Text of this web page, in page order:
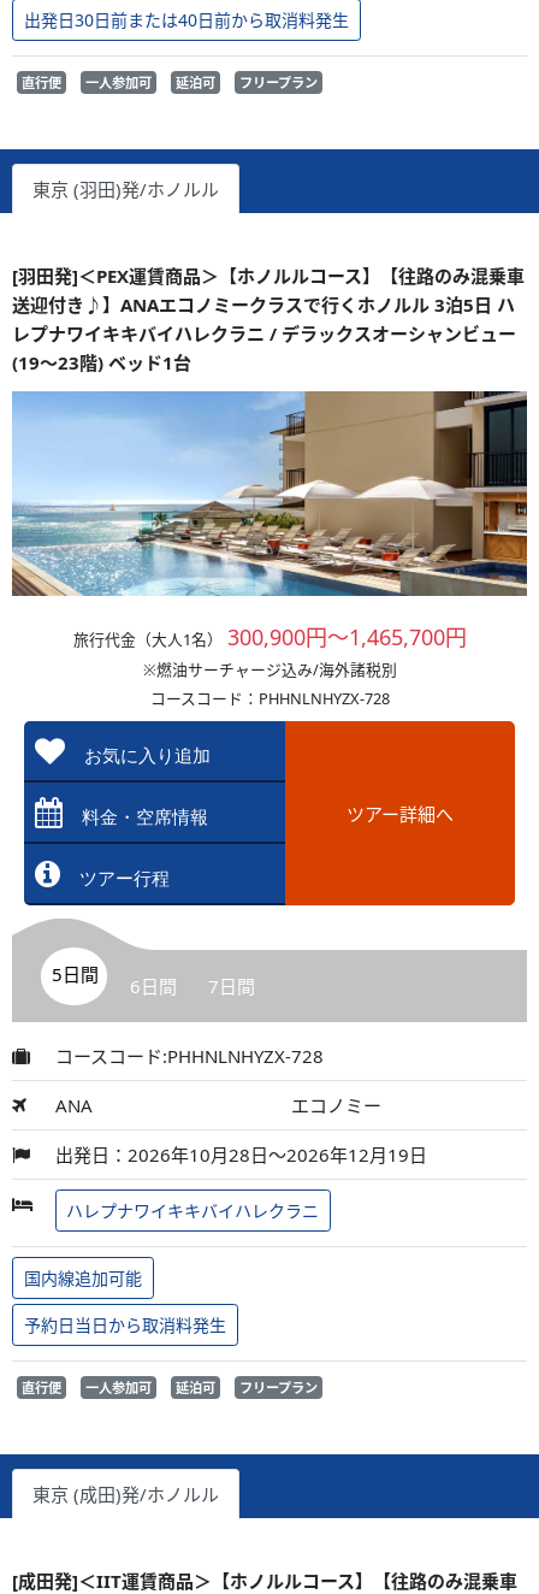
出発日30日前または40日前から取消料発生
直行便 一人参加可 延泊可 フリープラン
東京 (羽田)発/ホノルル
[羽田発]＜PEX運賃商品＞【ホノルルコース】【往路のみ混乗車
送迎付き♪】ANAエコノミークラスで行くホノルル 3泊5日 ハ
レプナワイキキバイハレクラニ / デラックスオーシャンビュー
(19～23階) ベッド1台
旅行代金（大人1名） 300,900円～1,465,700円
※燃油サーチャージ込み/海外諸税別
コースコード：PHHNLNHYZX-728
お気に入り追加
料金・空席情報
ツアー行程
ツアー詳細へ
5日間 6日間 7日間
コースコード:PHHNLNHYZX-728
ANA エコノミー
出発日：2026年10月28日～2026年12月19日
ハレプナワイキキバイハレクラニ
国内線追加可能
予約日当日から取消料発生
直行便 一人参加可 延泊可 フリープラン
東京 (成田)発/ホノルル
[成田発]＜IIT運賃商品＞【ホノルルコース】【往路のみ混乗車